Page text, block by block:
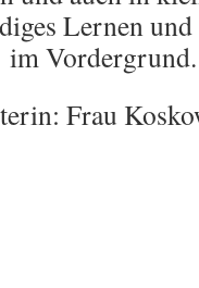
Lernen
im Vordergrund.
Frau